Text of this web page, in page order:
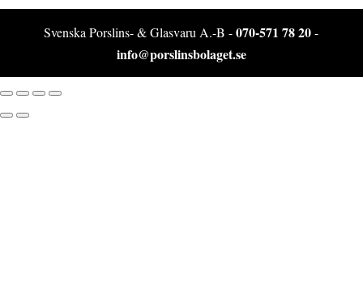
Svenska Porslins- & Glasvaru A.-B -070-571 78 20-
info@porslinsbolaget.se